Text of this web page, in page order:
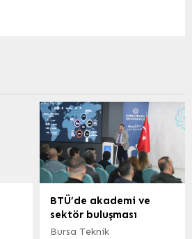
BTÜ’de akademi ve
sektör buluşması
Bursa Teknik